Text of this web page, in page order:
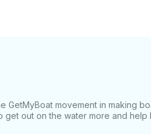
GetMyBoat movement in making
get out on the water more and help